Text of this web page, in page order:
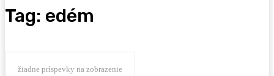
Tag: edém
žiadne príspevky na zobrazenie